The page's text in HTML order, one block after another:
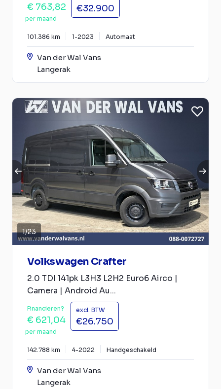
€ 763,82
per maand
€32.900
101.386 km 1-2023 Automaat
Van der Wal Vans
Langerak
1/23
Volkswagen Crafter
2.0 TDI 141pk L3H3 L2H2 Euro6 Airco |
Camera | Android Au...
Financieren?
€ 621,04
per maand
excl. BTW
€26.750
142.788 km 4-2022 Handgeschakeld
Van der Wal Vans
Langerak